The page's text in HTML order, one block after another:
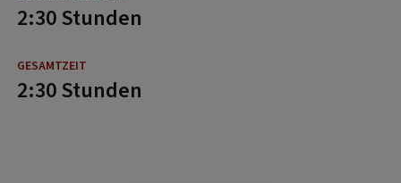
2:30 Stunden
2:30 Stunden